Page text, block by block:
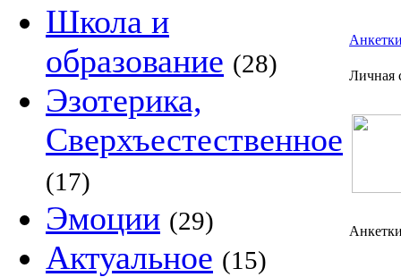
Школа и
образование (28)
Эзотерика,
Сверхъестественное
(17)
Эмоции (29)
Актуальное (15)
Личная